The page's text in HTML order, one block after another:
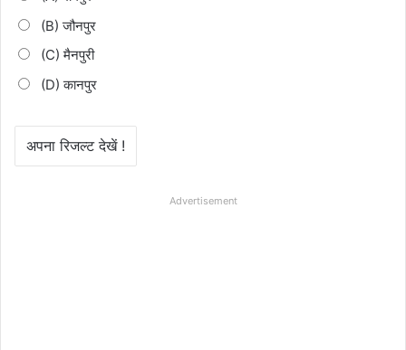
(B) जौनपुर
(C) मैनपुरी
(D) कानपुर
Advertisement